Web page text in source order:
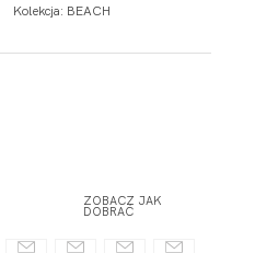
Kolekcja: BEACH
ZOBACZ JAK
DOBRAĆ